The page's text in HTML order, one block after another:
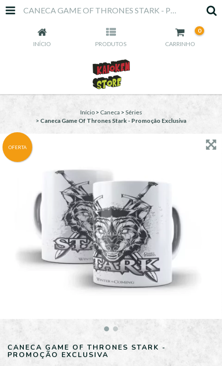
CANECA GAME OF THRONES STARK - PROMOÇÃO EXCLUSIVA
INÍCIO PRODUTOS CARRINHO
0
Início > Caneca > Séries
> Caneca Game Of Thrones Stark - Promoção Exclusiva
OFERTA
CANECA GAME OF THRONES STARK -
PROMOÇÃO EXCLUSIVA